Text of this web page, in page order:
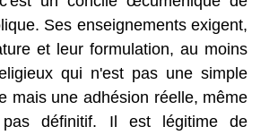
Ses enseignements exigent,
et leur formulation, au moins
qui n'est pas une simple
mais une adhésion réelle, même
définitif. Il est légitime de